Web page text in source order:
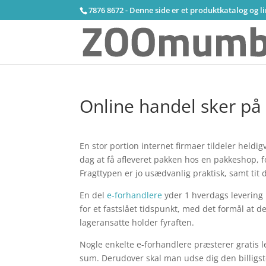
7876 8672 - Denne side er et produktkatalog
Online handel sker
En stor portion internet firmaer tildeler
dag at få afleveret pakken hos en
Fragttypen er jo usædvanlig praktisk, samt tit
En dele-forhandlere yder 1 hverdags
for et fastslået tidspunkt, med det formål at
lageransatte holder fyraften.
Nogle enkelte e-forhandlere præsterer gratis
sum. Derudover skal man udse dig den